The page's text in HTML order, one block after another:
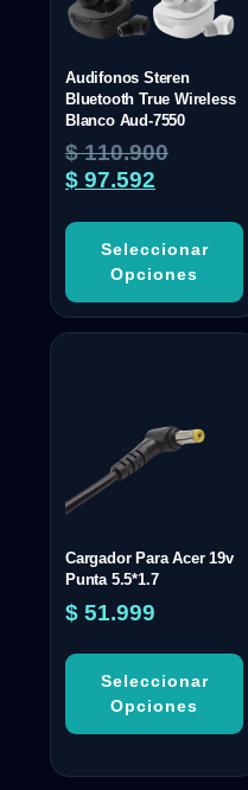
Audifonos Steren
Bluetooth True Wireless
Blanco Aud-7550
$110.900
$ 97.592
Seleccionar
Opciones
Cargador Para Acer 19v
Punta 5.5*1.7
$ 51.999
Seleccionar
Opciones